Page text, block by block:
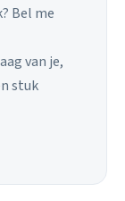
Bel me
van je,
stuk